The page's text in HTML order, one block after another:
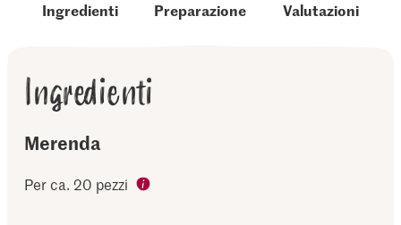
Ingredienti Preparazione Valutazioni
Ingredienti
Merenda
Per ca. 20 pezzi